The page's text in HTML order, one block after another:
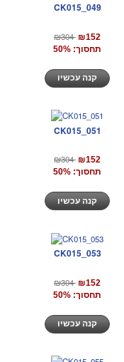
CK015_049
₪304 ₪152
תחסוך: 50%
CK015_051
₪304 ₪152
תחסוך: 50%
CK015_053
₪304 ₪152
תחסוך: 50%